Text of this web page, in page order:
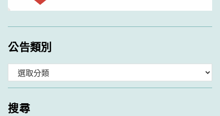
公告類別
類
搜尋